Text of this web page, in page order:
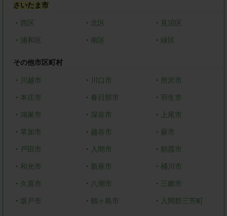
さいたま市
・ 西区 ・ 北区 ・ 見沼区
・ 浦和区 ・ 南区 ・ 緑区
その他市区町村
・ 川越市 ・ 川口市 ・ 所沢市
・ 本庄市 ・ 春日部市 ・羽生市
・ 鴻巣市 ・ 深谷市 ・ 上尾市
・ 草加市 ・ 越谷市 ・ 蕨市
・ 戸田市 ・ 入間市 ・ 朝霞市
・ 和光市 ・ 新座市 ・ 桶川市
・ 久喜市 ・ 八潮市 ・ 三郷市
・ 坂戸市 ・ 鶴ヶ島市 ・ 入間郡三芳町